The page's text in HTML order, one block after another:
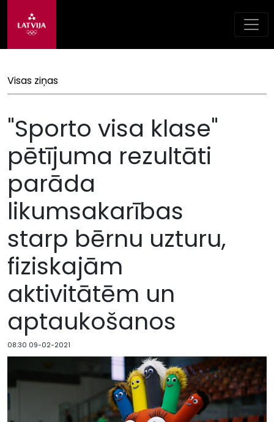
Visas ziņas
"Sporto visa klase"
pētījuma rezultāti
parāda
likumsakarības
starp bērnu uzturu,
fiziskajām
aktivitātēm un
aptaukošanos
08:30 09-02-2021